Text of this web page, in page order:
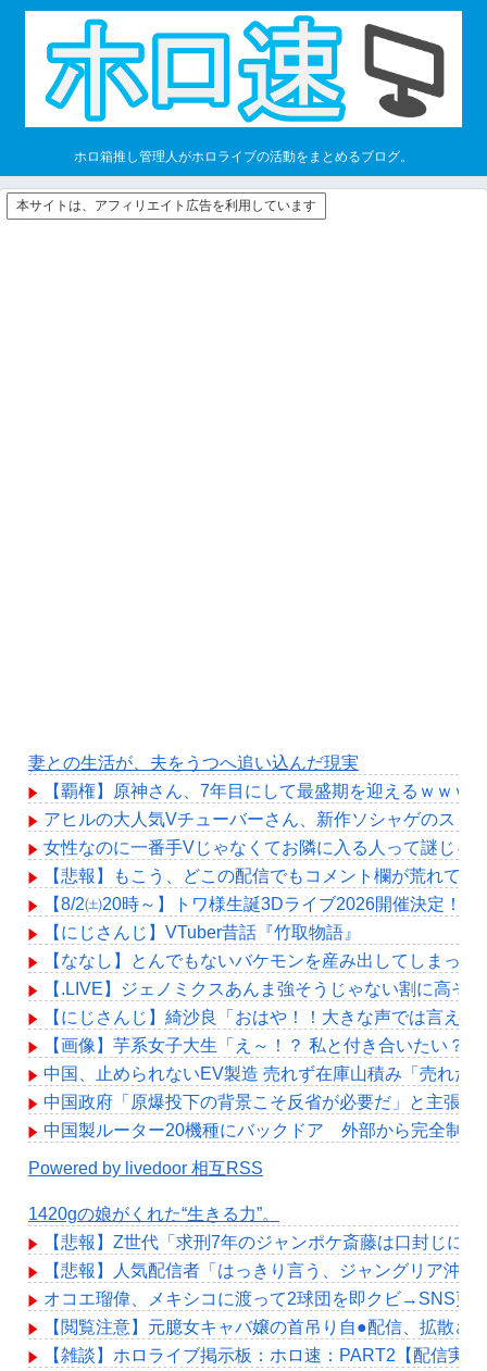
ホロ箱推し管理人がホロライブの活動をまとめるブログ。
本サイトは、アフィリエイト広告を利用しています
妻との生活が、夫をうつへ追い込んだ現実
【覇権】原神さん、7年目にして最盛期を迎えるｗｗｗ
アヒルの大人気Vチューバーさん、新作ソシャゲのスト
女性なのに一番手Vじゃなくてお隣に入る人って謎じゃ
【悲報】もこう、どこの配信でもコメント欄が荒れて
【8/2㈯20時～】トワ様生誕3Dライブ2026開催決定！
【にじさんじ】VTuber昔話『竹取物語』
【ななし】とんでもないバケモンを産み出してしまっ
【.LIVE】ジェノミクスあんま強そうじゃない割に高そ
【にじさんじ】綺沙良「おはや！！大きな声では言え
【画像】芋系女子大生「え～！？ 私と付き合いたい
中国、止められないEV製造 売れず在庫山積み「売れた
中国政府「原爆投下の背景こそ反省が必要だ」と主張
中国製ルーター20機種にバックドア 外部から完全制御
Powered by livedoor 相互RSS
1420gの娘がくれた“生きる力”。
【悲報】Z世代「求刑7年のジャンポケ斎藤は口封じに
【悲報】人気配信者「はっきり言う、ジャングリア沖
オコエ瑠偉、メキシコに渡って2球団を即クビ→SNS更
【閲覧注意】元臆女キャバ嬢の首吊り自●配信、拡散さ
【雑談】ホロライブ掲示板：ホロ速：PART2【配信実況